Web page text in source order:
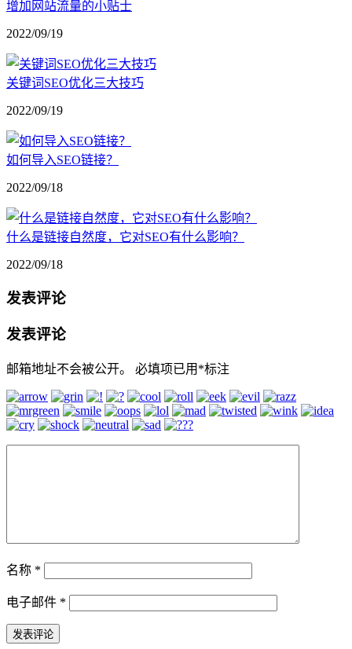
增加网站流量的小贴士
2022/09/19
关键词SEO优化三大技巧
2022/09/19
如何导入SEO链接？
2022/09/18
什么是链接自然度，它对SEO有什么影响？
2022/09/18
发表评论
发表评论
邮箱地址不会被公开。 必填项已用 *标注
名称 *
电子邮件 *